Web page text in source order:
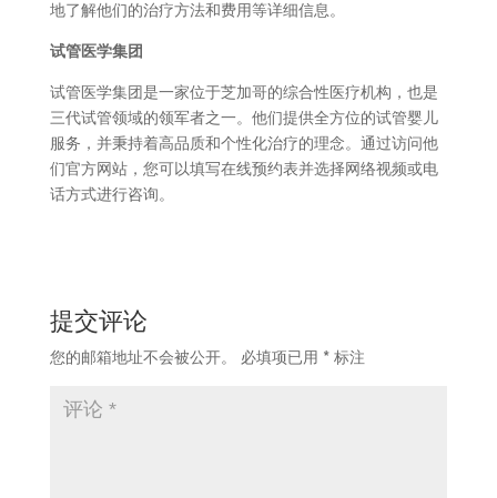
地了解他们的治疗方法和费用等详细信息。
试管医学集团
试管医学集团是一家位于芝加哥的综合性医疗机构，也是
三代试管领域的领军者之一。他们提供全方位的试管婴儿
服务，并秉持着高品质和个性化治疗的理念。通过访问他
们官方网站，您可以填写在线预约表并选择网络视频或电
话方式进行咨询。
提交评论
您的邮箱地址不会被公开。 必填项已用 *标注